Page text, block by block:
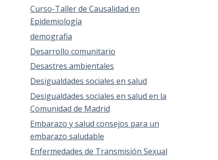
Curso-Taller de Causalidad en
Epidemiología
demografia
Desarrollo comunitario
Desastres ambientales
Desigualdades sociales en salud
Desigualdades sociales en salud en la
Comunidad de Madrid
Embarazo y salud consejos para un
embarazo saludable
Enfermedades de Transmisión Sexual